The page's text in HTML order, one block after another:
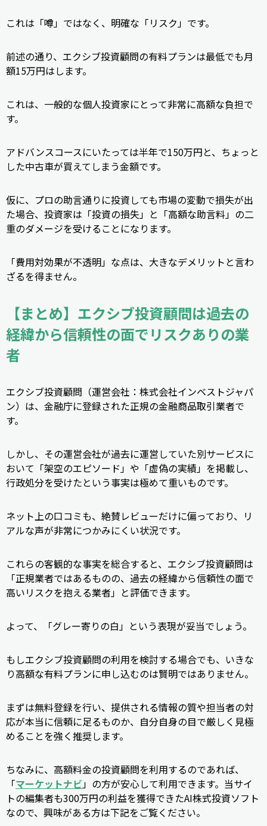
これは「噂」ではなく、明確な「リスク」です。
前述の通り、エクシブ投資顧問の有料プランは最低でも月
額15万円はします。
これは、一般的な個人投資家にとって非常に高額な負担で
す。
アドバンスコースにいたっては半年で150万円と、ちょっと
した中古車が買えてしまう金額です。
仮に、プロの助言通りに投資しても市場の変動で損失が出
た場合、投資家は「投資の損失」と「高額な助言料」の二
重のダメージを受けることになります。
「費用対効果が不透明」な点は、大きなデメリットと言わ
ざるを得ません。
【まとめ】エクシブ投資顧問は過去の
経緯から信頼性の面でリスクありの業
者
エクシブ投資顧問（運営会社：株式会社インベストジャパ
ン）は、金融庁に登録された正規の金融商品取引業者で
す。
しかし、その運営会社が過去に運営していた別サービスに
おいて「架空のエピソード」や「虚偽の実績」を掲載し、
行政処分を受けたという事実は極めて重いものです。
ネット上の口コミも、絶賛レビューだけに偏っており、リ
アルな声が非常につかみにくい状況です。
これらの客観的な事実を総合すると、エクシブ投資顧問は
「正規業者ではあるものの、過去の経緯から信頼性の面で
高いリスクを抱える業者」と評価できます。
よって、「グレー寄りの白」という表現が妥当でしょう。
もしエクシブ投資顧問の利用を検討する場合でも、いきな
り高額な有料プランに申し込むのは賢明ではありません。
まずは無料登録を行い、提供される情報の質や担当者の対
応が本当に信頼に足るものか、自分自身の目で厳しく見極
めることを強く推奨します。
ちなみに、高額料金の投資顧問を利用するのであれば、
「マーケットナビ 」の方が安心して利用できます。当サイ
トの編集者も300万円の利益を獲得できたAI株式投資ソフト
なので、興味がある方は下記をご覧ください。